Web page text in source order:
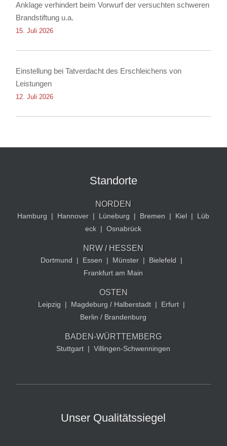
Anklage verhindert beim Vorwurf der versuchten schweren
Brandstiftung u.a.
15. Juli 2026
Einstellung bei Tatverdacht des Erschleichens von
Leistungen
12. Juli 2026
Standorte
NORDEN
Hamburg | Hannover | Lüneburg | Bremen | Kiel |
Lüb
eck | Osnabrück
NRW / HESSEN
Dortmund | Essen | Münster | Bielefeld
|
Frankfurt am Main
OSTEN
Leipzig | Magdeburg / Halberstadt | Erfurt |
Berlin / Brandenburg
BADEN-WÜRTTEMBERG
Stuttgart | Villingen-Schwenningen
Unser Qualitätssiegel